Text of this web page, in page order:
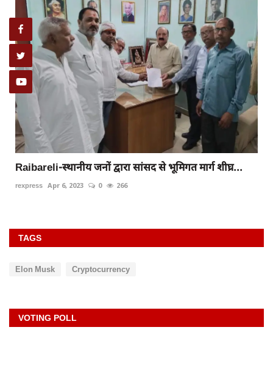
Raibareli-स्थानीय जनों द्वारा सांसद से भूमिगत मार्ग शीघ्र...
rexpress Apr 6, 2023 0 266
TAGS
Elon Musk Cryptocurrency
VOTING POLL